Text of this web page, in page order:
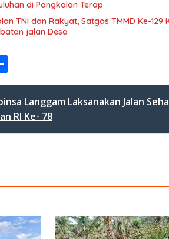
di Pangkalan Terap
TNI dan Rakyat, Satgas TMMD Ke-
jalan Desa
h
ar
e
Langgam Laksanakan Jalan
RI Ke- 78